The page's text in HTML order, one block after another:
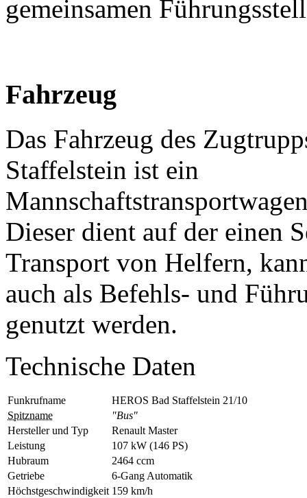
gemeinsamen
Fahrzeug
Das Fahrzeug des
Staffelstein ist ein
Dieser dient auf der einen
Transport von Helfern,
auch als Befehls- und
genutzt werden.
Technische Daten
Funkrufname
HEROS Bad Staffelstein 21/10
Spitzname
"Bus"
Hersteller und Typ
Renault Master
Leistung
107 kW (146 PS)
Hubraum
2464 ccm
Getriebe
6-Gang Automatik
Höchstgeschwindigkeit 159 km/h